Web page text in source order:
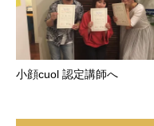
小顔cuol 認定講師へ